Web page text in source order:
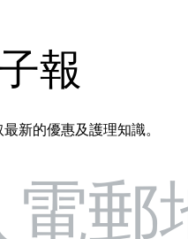
報
新的優惠及護理知識。